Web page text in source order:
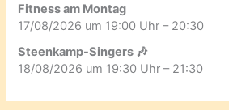
Fitness am Montag
17/08/2026 um 19:00 Uhr – 20:30
Steenkamp-Singers 🎶
18/08/2026 um 19:30 Uhr – 21:30